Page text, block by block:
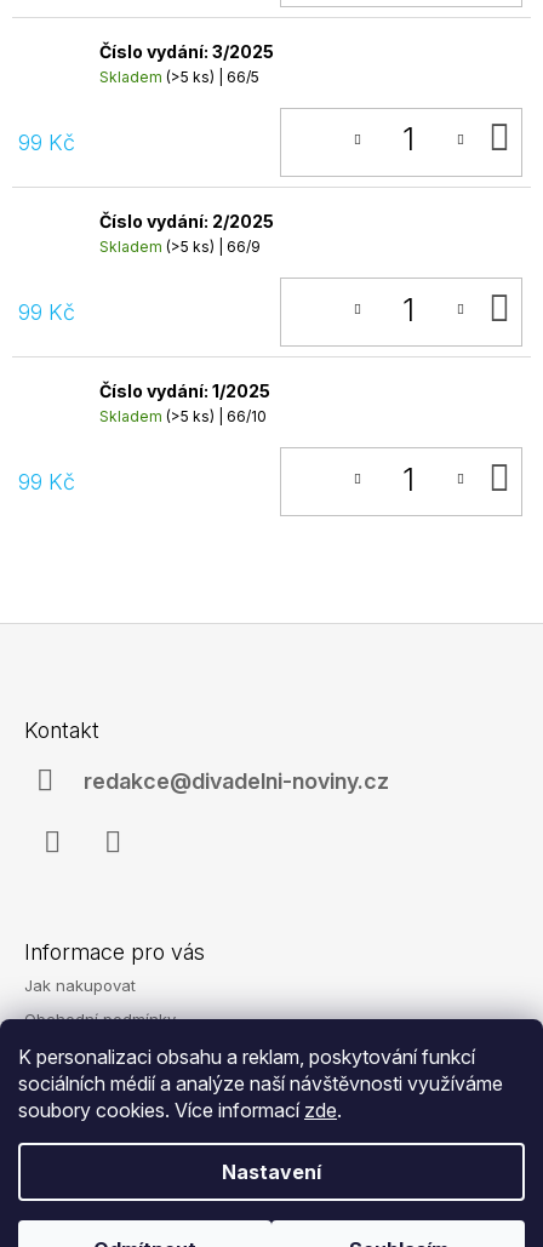
K personalizaci obsahu a reklam, poskytování funkcí
sociálních médií a analýze naší návštěvnosti využíváme
soubory cookies. Více informací zde.
Nastavení
Číslo vydání: 3/2025
Skladem (>5 ks) | 66/5
99 Kč
Číslo vydání: 2/2025
Skladem (>5 ks) | 66/9
99 Kč
Číslo vydání: 1/2025
Skladem (>5 ks) | 66/10
99 Kč
Kontakt
redakce@divadelni-noviny.cz
Informace pro vás
Jak nakupovat
Obchodní podmínky
Podmínky ochrany osobních údajů
Reklamace
Kontakty
© 2026 Eshop - Divadelní noviny. Všechna